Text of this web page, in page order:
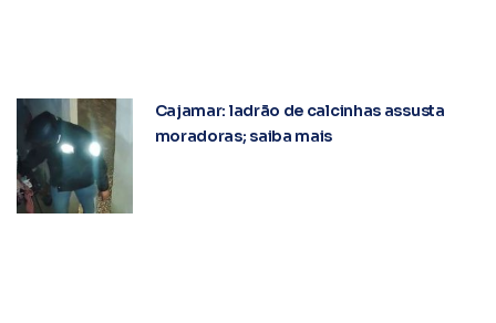
Cajamar: ladrão de calcinhas assusta
moradoras; saiba mais